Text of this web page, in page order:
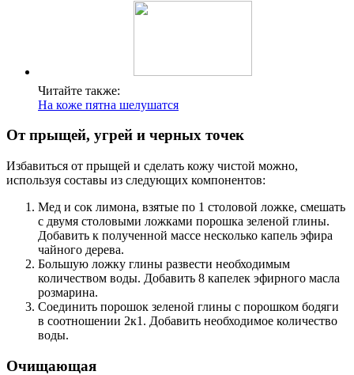
Читайте также:
На коже пятна шелушатся
От прыщей, угрей и черных точек
Избавиться от прыщей и сделать кожу чистой можно,
используя составы из следующих компонентов:
Мед и сок лимона, взятые по 1 столовой ложке, смешать
с двумя столовыми ложками порошка зеленой глины.
Добавить к полученной массе несколько капель эфира
чайного дерева.
Большую ложку глины развести необходимым
количеством воды. Добавить 8 капелек эфирного масла
розмарина.
Соединить порошок зеленой глины с порошком бодяги
в соотношении 2к1. Добавить необходимое количество
воды.
Очищающая